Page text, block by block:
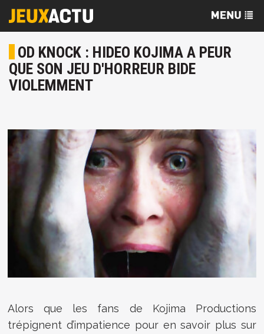
OD KNOCK : HIDEO KOJIMA A PEUR
QUE SON JEU D'HORREUR BIDE
VIOLEMMENT
Alors que les fans de Kojima Productions
trépignent d’impatience pour en savoir plus sur